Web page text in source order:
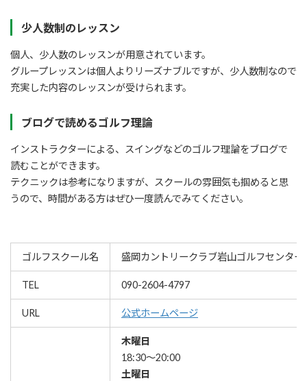
少人数制のレッスン
個人、少人数のレッスンが用意されています。
グループレッスンは個人よりリーズナブルですが、少人数制なので
充実した内容のレッスンが受けられます。
ブログで読めるゴルフ理論
インストラクターによる、スイングなどのゴルフ理論をブログで
読むことができます。
テクニックは参考になりますが、スクールの雰囲気も掴めると思
うので、時間がある方はぜひ一度読んでみてください。
ゴルフスクール名 盛岡カントリークラブ岩山ゴルフセンター
TEL 090-2604-4797
URL 公式ホームページ
木曜日
18:30～20:00
土曜日